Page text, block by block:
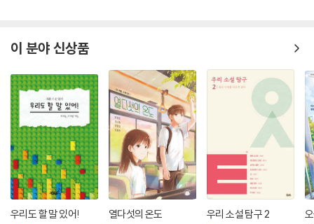
이 분야 신상품
우리도 할 말 있어! 열다섯의 온도 우리 소설 탐구 2